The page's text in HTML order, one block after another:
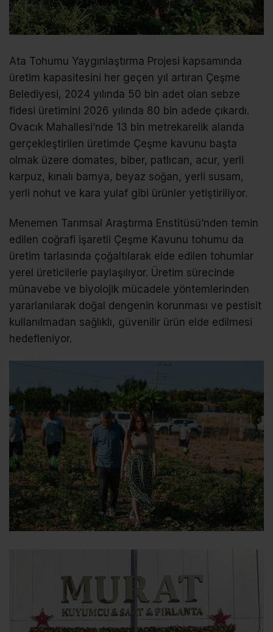
Ata Tohumu Yaygınlaştırma Projesi kapsamında
üretim kapasitesini her geçen yıl artıran Çeşme
Belediyesi, 2024 yılında 50 bin adet olan sebze
fidesi üretimini 2026 yılında 80 bin adede çıkardı.
Ovacık Mahallesi’nde 13 bin metrekarelik alanda
gerçekleştirilen üretimde Çeşme kavunu başta
olmak üzere domates, biber, patlıcan, acur, yerli
karpuz, kınalı bamya, beyaz soğan, yerli susam,
yerli nohut ve kara yulaf gibi ürünler yetiştiriliyor.
Menemen Tarımsal Araştırma Enstitüsü’nden temin
edilen coğrafi işaretli Çeşme Kavunu tohumu da
üretim tarlasında çoğaltılarak elde edilen tohumlar
yerel üreticilerle paylaşılıyor. Üretim sürecinde
münavebe ve biyolojik mücadele yöntemlerinden
yararlanılarak doğal dengenin korunması ve pestisit
kullanılmadan sağlıklı, güvenilir ürün elde edilmesi
hedefleniyor.